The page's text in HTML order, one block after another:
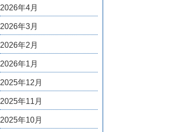
2026年4月
2026年3月
2026年2月
2026年1月
2025年12月
2025年11月
2025年10月